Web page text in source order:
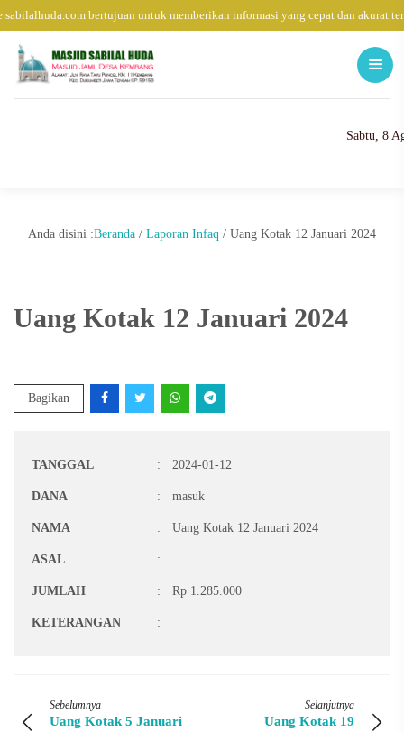
bertujuan untuk memberikan informasi yang cepat dan akurat
Sabtu, 8
Anda disini :Beranda / Laporan Infaq / Uang Kotak 12 Januari 2024
Uang Kotak 12 Januari 2024
Bagikan
TANGGAL : 2024-01-12
DANA : masuk
NAMA : Uang Kotak 12 Januari 2024
ASAL :
JUMLAH : Rp 1.285.000
KETERANGAN :
Sebelumnya
Uang Kotak 5 Januari
Selanjutnya
Uang Kotak 19